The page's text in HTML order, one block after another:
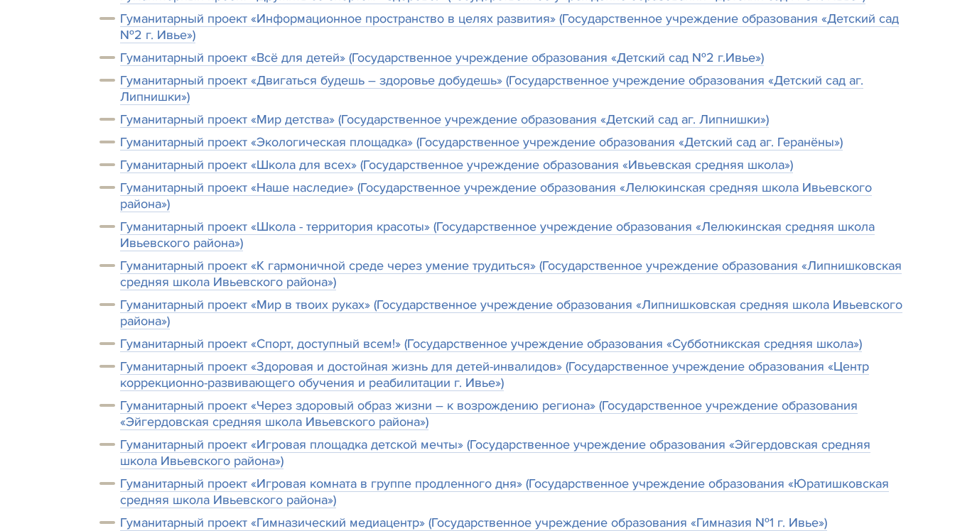
Гуманитарный проект «Информационное пространство в целях развития» (Государственное учреждение образования «Детский сад
№2 г. Ивье»)
Гуманитарный проект «Всё для детей» (Государственное учреждение образования «Детский сад №2 г.Ивье»)
Гуманитарный проект «Двигаться будешь – здоровье добудешь» (Государственное учреждение образования «Детский сад аг.
Липнишки»)
Гуманитарный проект «Мир детства» (Государственное учреждение образования «Детский сад аг. Липнишки»)
Гуманитарный проект «Экологическая площадка» (Государственное учреждение образования «Детский сад аг. Геранёны»)
Гуманитарный проект «Школа для всех» (Государственное учреждение образования «Ивьевская средняя школа»)
Гуманитарный проект «Наше наследие» (Государственное учреждение образования «Лелюкинская средняя школа Ивьевского
района»)
Гуманитарный проект «Школа - территория красоты» (Государственное учреждение образования «Лелюкинская средняя школа
Ивьевского района»)
Гуманитарный проект «К гармоничной среде через умение трудиться» (Государственное учреждение образования «Липнишковская
средняя школа Ивьевского района»)
Гуманитарный проект «Мир в твоих руках» (Государственное учреждение образования «Липнишковская средняя школа Ивьевского
района»)
Гуманитарный проект «Спорт, доступный всем!» (Государственное учреждение образования «Субботникская средняя школа»)
Гуманитарный проект «Здоровая и достойная жизнь для детей-инвалидов» (Государственное учреждение образования «Центр
коррекционно-развивающего обучения и реабилитации г. Ивье»)
Гуманитарный проект «Через здоровый образ жизни – к возрождению региона» (Государственное учреждение образования
«Эйгердовская средняя школа Ивьевского района»)
Гуманитарный проект «Игровая площадка детской мечты» (Государственное учреждение образования «Эйгердовская средняя
школа Ивьевского района»)
Гуманитарный проект «Игровая комната в группе продленного дня» (Государственное учреждение образования «Юратишковская
средняя школа Ивьевского района»)
Гуманитарный проект «Гимназический медиацентр» (Государственное учреждение образования «Гимназия №1 г. Ивье»)